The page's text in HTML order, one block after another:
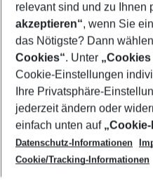
Footer
Footer navigation
Über uns
AGB
Cookie-Einstellungen
Cookie-Richtlinie
Datenschutz
Service & Hilfe
Barrierefreies Reisen
Check-in
Folgen Sie uns
relevant sind und zu Ihnen
akzeptieren“, wenn Sie
das Nötigste? Dann
Cookies“. Unter
Cookie-Einstellungen
Ihre Privatsphäre-
jederzeit ändern oder
einfach unten auf
Datenschutz-Informationen
Cookie/Tracking-Informationen